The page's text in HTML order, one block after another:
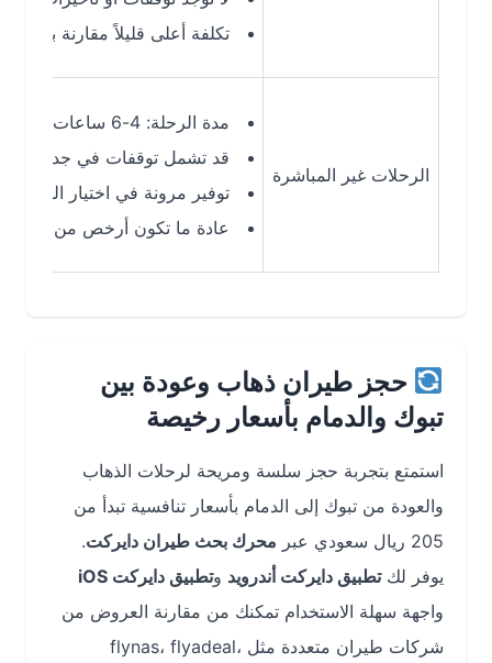
تكلفة أعلى قليلاً مقارنة بالرحلات غير
الرحلات غير المباشرة
مدة الرحلة: 4-6 ساعات حسب التوقف
قد تشمل توقفات في جدة أو المدينة
توفير مرونة في اختيار الوجهات
عادة ما تكون أرخص من الرحلات المباشرة
حجز طيران ذهاب وعودة بين
تبوك والدمام بأسعار رخيصة
استمتع بتجربة حجز سلسة ومريحة لرحلات الذهاب
والعودة من تبوك إلى الدمام بأسعار تنافسية تبدأ من
محرك بحث طيران دايركت.
يوفر لكتطبيق دايركت أندرويدوتطبيق دايركت iOS
واجهة سهلة الاستخدام تمكنك من مقارنة العروض من
شركات طيران متعددة مثل flynas، flyadeal،